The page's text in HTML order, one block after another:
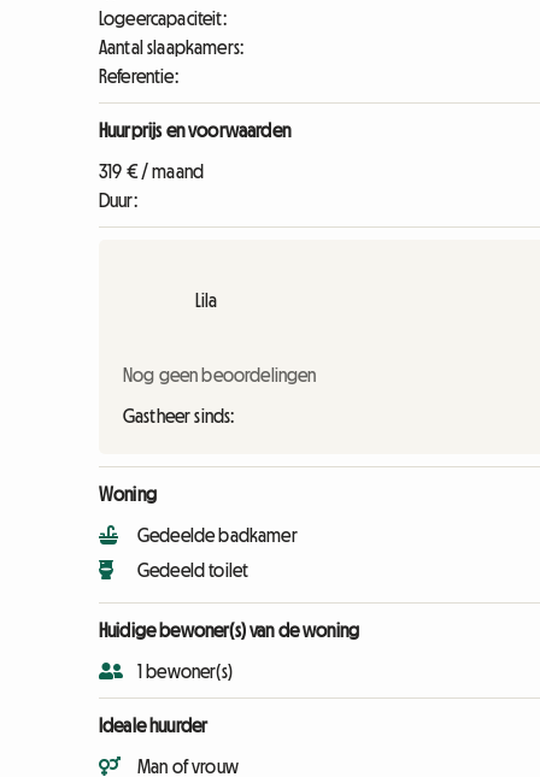
Logeercapaciteit:
Aantal slaapkamers:
Referentie:
Huurprijs en voorwaarden
319 € / maand
Duur:
Lila
Nog geen beoordelingen
Gastheer sinds:
Woning
Gedeelde badkamer
Gedeeld toilet
Huidige bewoner(s) van de woning
1 bewoner(s)
Ideale huurder
Man of vrouw